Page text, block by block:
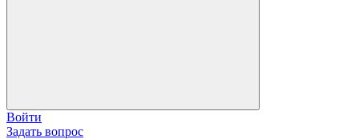
Войти
Задать вопрос